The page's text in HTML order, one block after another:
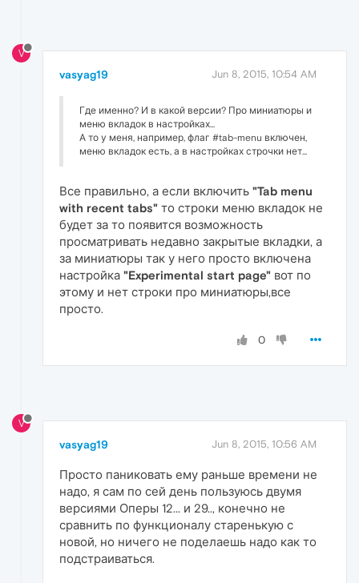
V
vasyag19 Jun 8, 2015, 10:54 AM
Где именно? И в какой версии? Про миниатюры и
меню вкладок в настройках...
А то у меня, например, флаг #tab-menu включен,
меню вкладок есть, а в настройках строчки нет...
Все правильно, а если включить "Tab menu
with recent tabs" то строки меню вкладок не
будет за то появится возможность
просматривать недавно закрытые вкладки, а
за миниатюры так у него просто включена
настройка "Experimental start page" вот по
этому и нет строки про миниатюры,все
просто.
0
V
vasyag19 Jun 8, 2015, 10:56 AM
Просто паниковать ему раньше времени не
надо, я сам по сей день пользуюсь двумя
версиями Оперы 12... и 29.., конечно не
сравнить по функционалу старенькую с
новой, но ничего не поделаешь надо как то
подстраиваться.